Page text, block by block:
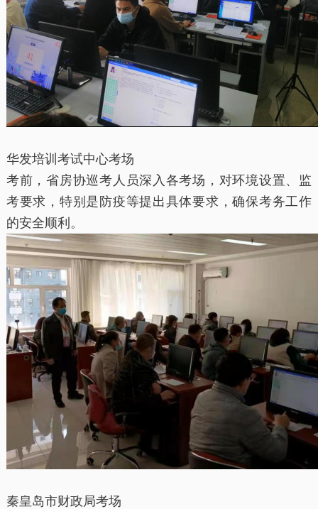
华发培训考试中心考场
考前，省房协巡考人员深入各考场，对环境设置、监
考要求，特别是防疫等提出具体要求，确保考务工作
的安全顺利。
秦皇岛市财政局考场